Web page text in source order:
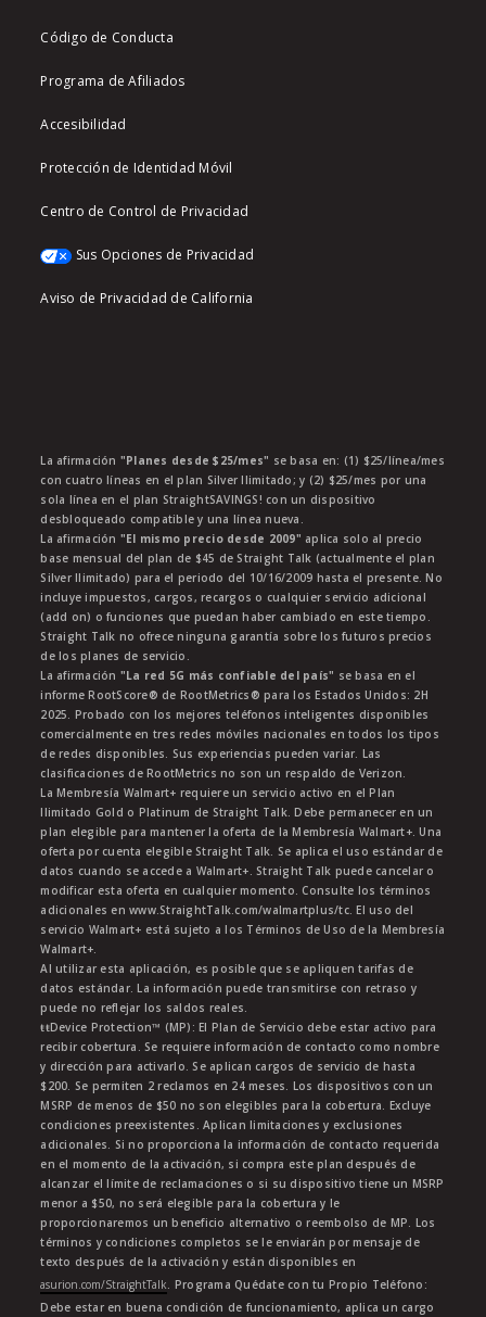
Código de Conducta
Programa de Afiliados
Accesibilidad
Protección de Identidad Móvil
Centro de Control de Privacidad
Sus Opciones de Privacidad
Aviso de Privacidad de California
La afirmación "Planes desde $25/mes" se basa en: (1) $25/línea/mes
con cuatro líneas en el plan Silver Ilimitado; y (2) $25/mes por una
sola línea en el plan StraightSAVINGS! con un dispositivo
desbloqueado compatible y una línea nueva.
La afirmación "El mismo precio desde 2009" aplica solo al precio
base mensual del plan de $45 de Straight Talk (actualmente el plan
Silver Ilimitado) para el periodo del 10/16/2009 hasta el presente. No
incluye impuestos, cargos, recargos o cualquier servicio adicional
(add on) o funciones que puedan haber cambiado en este tiempo.
Straight Talk no ofrece ninguna garantía sobre los futuros precios
de los planes de servicio.
La afirmación "La red 5G más confiable del país" se basa en el
informe RootScore® de RootMetrics® para los Estados Unidos: 2H
2025. Probado con los mejores teléfonos inteligentes disponibles
comercialmente en tres redes móviles nacionales en todos los tipos
de redes disponibles. Sus experiencias pueden variar. Las
clasificaciones de RootMetrics no son un respaldo de Verizon.
La Membresía Walmart+ requiere un servicio activo en el Plan
Ilimitado Gold o Platinum de Straight Talk. Debe permanecer en un
plan elegible para mantener la oferta de la Membresía Walmart+. Una
oferta por cuenta elegible Straight Talk. Se aplica el uso estándar de
datos cuando se accede a Walmart+. Straight Talk puede cancelar o
modificar esta oferta en cualquier momento. Consulte los términos
adicionales en www.StraightTalk.com/walmartplus/tc. El uso del
servicio Walmart+ está sujeto a los Términos de Uso de la Membresía
Walmart+.
Al utilizar esta aplicación, es posible que se apliquen tarifas de
datos estándar. La información puede transmitirse con retraso y
puede no reflejar los saldos reales.
ŧŧDevice Protection™ (MP): El Plan de Servicio debe estar activo para
recibir cobertura. Se requiere información de contacto como nombre
y dirección para activarlo. Se aplican cargos de servicio de hasta
$200. Se permiten 2 reclamos en 24 meses. Los dispositivos con un
MSRP de menos de $50 no son elegibles para la cobertura. Excluye
condiciones preexistentes. Aplican limitaciones y exclusiones
adicionales. Si no proporciona la información de contacto requerida
en el momento de la activación, si compra este plan después de
alcanzar el límite de reclamaciones o si su dispositivo tiene un MSRP
menor a $50, no será elegible para la cobertura y le
proporcionaremos un beneficio alternativo o reembolso de MP. Los
términos y condiciones completos se le enviarán por mensaje de
texto después de la activación y están disponibles en
asurion.com/StraightTalk. Programa Quédate con tu Propio Teléfono:
Debe estar en buena condición de funcionamiento, aplica un cargo